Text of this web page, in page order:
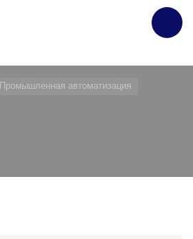
Промышленная автоматизация